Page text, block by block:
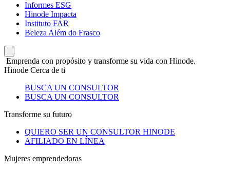
Informes ESG
Hinode Impacta
Instituto FAR
Beleza Além do Frasco
Emprenda con propósito y transforme su vida con Hinode.
Hinode Cerca de ti
BUSCA UN CONSULTOR
BUSCA UN CONSULTOR
Transforme su futuro
QUIERO SER UN CONSULTOR HINODE
AFILIADO EN LÍNEA
Mujeres emprendedoras